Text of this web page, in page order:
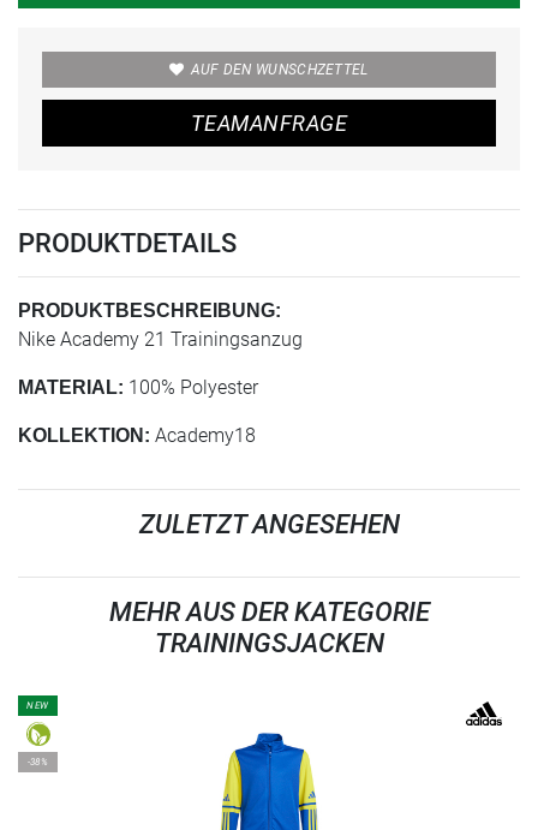
AUF DEN WUNSCHZETTEL
TEAMANFRAGE
PRODUKTDETAILS
PRODUKTBESCHREIBUNG:
Nike Academy 21 Trainingsanzug
MATERIAL: 100% Polyester
KOLLEKTION: Academy18
ZULETZT ANGESEHEN
MEHR AUS DER KATEGORIE
TRAININGSJACKEN
NEW
-38%